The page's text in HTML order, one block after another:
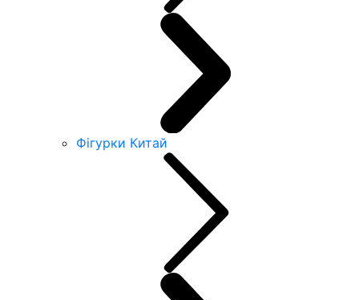
Фігурки Китай